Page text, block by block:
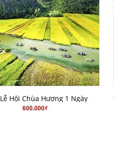
MUA HÀNG
Hội Chùa Hương 1 Ngày
600.000₫